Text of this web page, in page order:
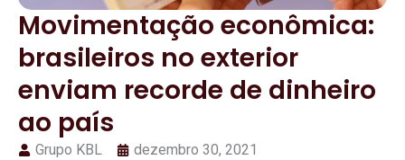
Movimentação econômica:
brasileiros no exterior
enviam recorde de dinheiro
ao país
Grupo KBL dezembro 30, 2021